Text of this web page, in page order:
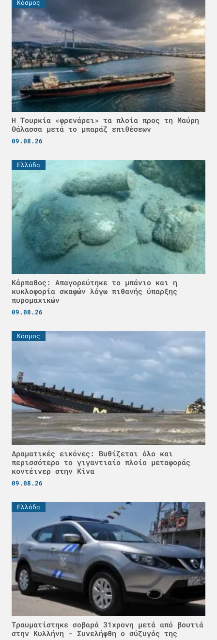
Κόσμος
Η Τουρκία «φρενάρει» τα πλοία προς τη Μαύρη
Θάλασσα μετά το μπαράζ επιθέσεων
09.08.26
Ελλάδα
Κάρπαθος: Απαγορεύτηκε το μπάνιο και η
κυκλοφορία σκαφών λόγω πιθανής ύπαρξης
πυρομαχικών
09.08.26
Κόσμος
Δραματικές εικόνες: Βυθίζεται όλο και
περισσότερο το γιγαντιαίο πλοίο μεταφοράς
κοντέινερ στην Κίνα
09.08.26
Ελλάδα
Τραυματίστηκε σοβαρά 31χρονη μετά από βουτιά
στην Κυλλήνη - Συνελήφθη ο σύζυγός της